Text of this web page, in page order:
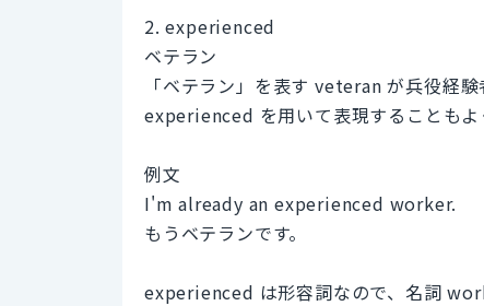
2. experienced
ベテラン
「ベテラン」を表す veteran が兵役経
experienced を用いて表現することもよ
例文
I'm already an experienced worker.
もうベテランです。
experienced は形容詞なので、名詞